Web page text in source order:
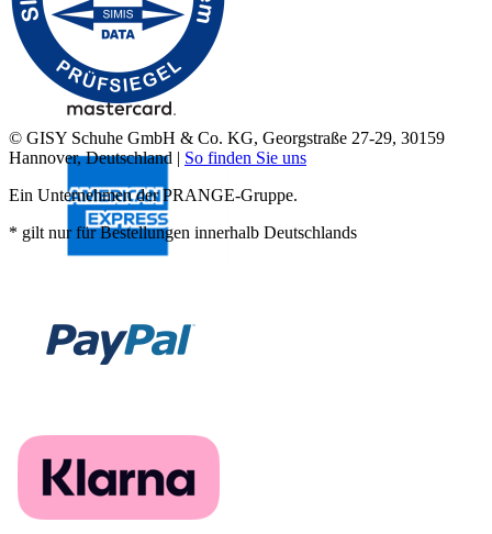
© GISY Schuhe GmbH & Co. KG, Georgstraße 27-29, 30159
Hannover, Deutschland | So finden Sie uns
Ein Unternehmen der PRANGE-Gruppe.
* gilt nur für Bestellungen innerhalb Deutschlands